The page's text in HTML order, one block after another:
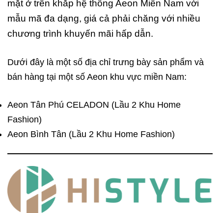
mặt ở trên khắp hệ thống Aeon Miền Nam với
mẫu mã đa dạng, giá cả phải chăng với nhiều
chương trình khuyến mãi hấp dẫn.
Dưới đây là một số địa chỉ trưng bày sản phẩm và
bán hàng tại một số Aeon khu vực miền Nam:
Aeon Tân Phú CELADON (Lầu 2 Khu Home
Fashion)
Aeon Bình Tân (Lầu 2 Khu Home Fashion)